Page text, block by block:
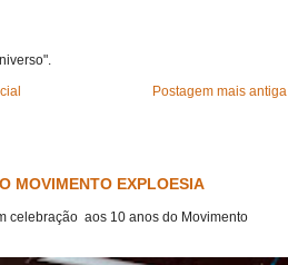
Postagem mais antiga
MOVIMENTO EXPLOESIA
celebração aos 10 anos do Movimento